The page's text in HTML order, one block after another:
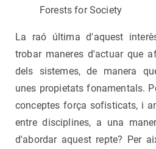
Forests for Society
La raó última d'aquest
trobar maneres d'actuar que
dels sistemes, de manera
unes propietats fonamentals.
conceptes força sofisticats, i
entre disciplines, a una
d'abordar aquest repte? Per